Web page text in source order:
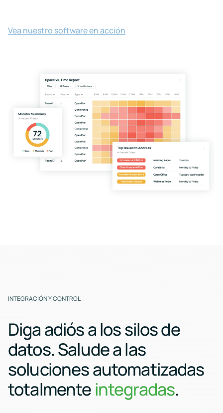
Vea nuestro software en acción
INTEGRACIÓN Y CONTROL
Diga adiós a los silos de
datos.Salude a las
soluciones automatizadas
totalmenteintegradas.